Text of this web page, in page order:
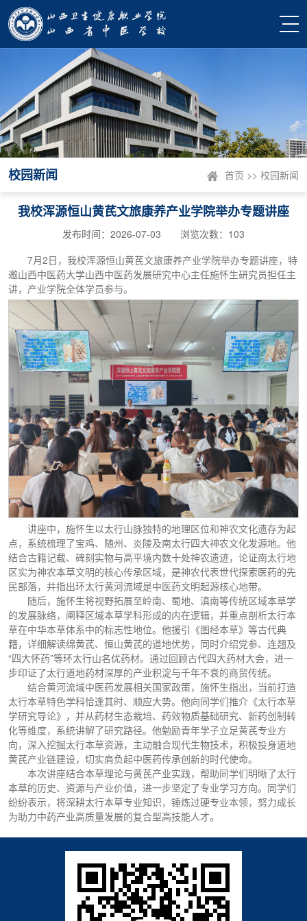
校园新闻 首页 >> 校园新闻
我校浑源恒山黄芪文旅康养产业学院举办专题讲座
发布时间：2026-07-03 浏览次数： 103
7月2日，我校浑源恒山黄芪文旅康养产业学院举办专题讲座，特
邀山西中医药大学山西中医药发展研究中心主任施怀生研究员担任主
讲，产业学院全体学员参与。
讲座中，施怀生以太行山脉独特的地理区位和神农文化遗存为起
点，系统梳理了宝鸡、随州、炎陵及南太行四大神农文化发源地。他
结合古籍记载、碑刻实物与高平境内数十处神农遗迹，论证南太行地
区实为神农本草文明的核心传承区域，是神农代表世代探索医药的先
民部落，并指出环太行黄河流域是中医药文明起源核心地带。
随后，施怀生将视野拓展至岭南、蜀地、滇南等传统区域本草学
的发展脉络，阐释区域本草学科形成的内在逻辑，并重点剖析太行本
草在中华本草体系中的标志性地位。他援引《图经本草》等古代典
籍，详细解读绵黄芪、恒山黄芪的道地优势，同时介绍党参、连翘及
“四大怀药”等环太行山名优药材。通过回顾古代四大药材大会，进一
步印证了太行道地药材深厚的产业积淀与千年不衰的商贸传统。
结合黄河流域中医药发展相关国家政策，施怀生指出，当前打造
太行本草特色学科恰逢其时、顺应大势。他向同学们推介《太行本草
学研究导论》，并从药材生态栽培、药效物质基础研究、新药创制转
化等维度，系统讲解了研究路径。他勉励青年学子立足黄芪专业方
向，深入挖掘太行本草资源，主动融合现代生物技术，积极投身道地
黄芪产业链建设，切实肩负起中医药传承创新的时代使命。
本次讲座结合本草理论与黄芪产业实践，帮助同学们明晰了太行
本草的历史、资源与产业价值，进一步坚定了专业学习方向。同学们
纷纷表示，将深耕太行本草专业知识，锤炼过硬专业本领，努力成长
为助力中药产业高质量发展的复合型高技能人才。